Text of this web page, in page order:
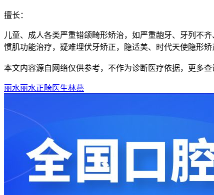
擅长：
儿童、成人各类严重错颌畸形矫治，如严重龅牙、牙列不
惯肌功能治疗，疑难埋伏牙矫正，隐适美、时代天使隐形矫
本文内容源自网络仅供参考，不作为诊断医疗依据，更多
丽水丽水正畸医生林燕